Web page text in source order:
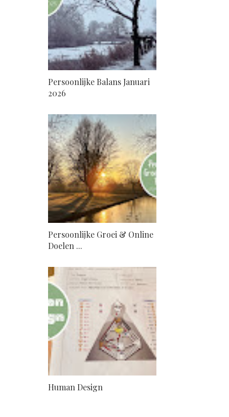
Persoonlijke Balans Januari
2026
Persoonlijke Groei & Online
Doelen ...
Human Design